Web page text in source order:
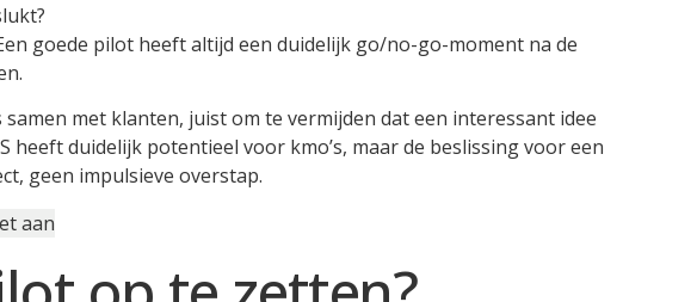
goede pilot heeft altijd een duidelijk go/no-go-moment na de
met klanten, juist om te vermijden dat een interessant idee
heeft duidelijk potentieel voor kmo’s, maar de beslissing voor een
geen impulsieve overstap.